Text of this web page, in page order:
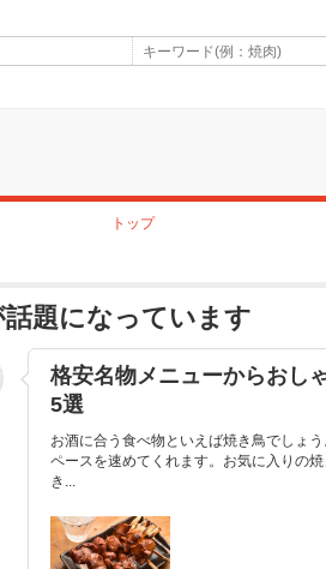
トップ
話題になっています
格安名物メニューからおし
5選
お酒に合う食べ物といえば焼き鳥でしょ
ペースを速めてくれます。お気に入りの
き...